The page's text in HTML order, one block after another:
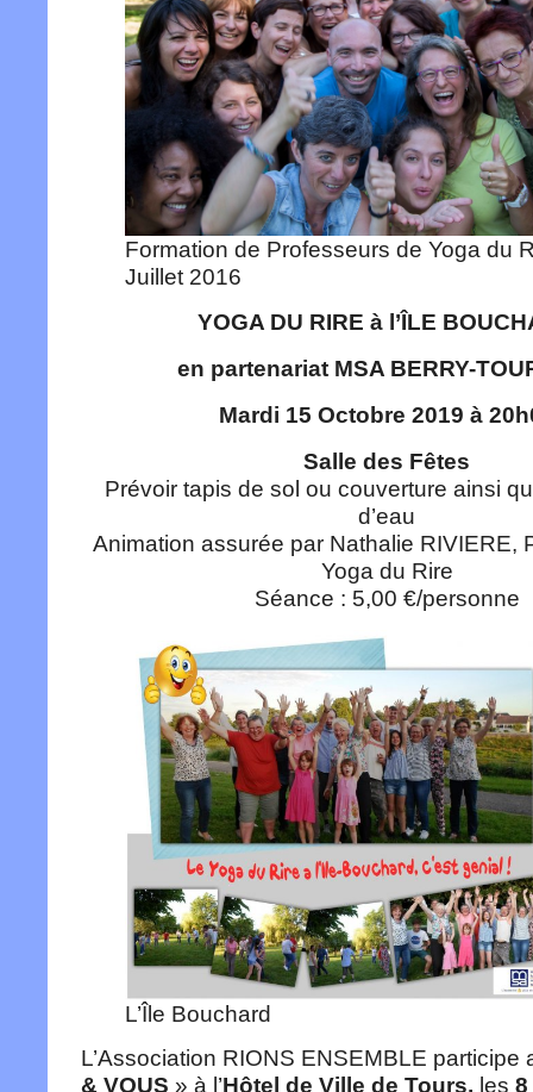
Formation de Professeurs de Yoga du
Juillet 2016
YOGA DU RIRE à l’ÎLE
en partenariat MSA BERRY-
Mardi 15 Octobre 2019 à
Salle des Fêtes
Prévoir tapis de sol ou couverture ainsi
d’eau
Animation assurée par Nathalie RIVIERE,
Yoga du Rire
Séance : 5,00 €/personne
L’Île Bouchard
L’Association RIONS ENSEMBLE participe
& VOUS » à l’Hôtel de Ville de Tours, les 8